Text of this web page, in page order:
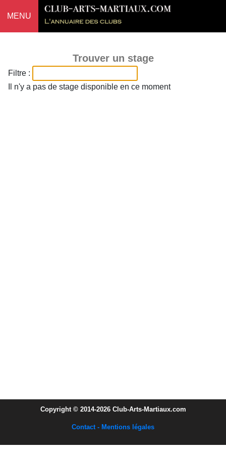
MENU
Trouver un stage
Filtre :
Il n'y a pas de stage disponible en ce moment
Copyright © 2014-2026 Club-Arts-Martiaux.com
Contact - Mentions légales